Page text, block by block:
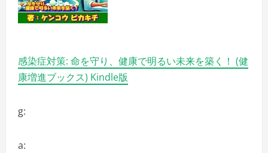
感染症対策: 命を守り、健康で明るい未来を築く！ (健
康増進ブックス) Kindle版
g:
a: